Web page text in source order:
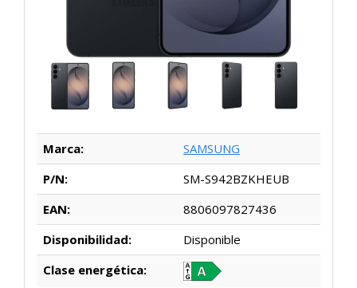
Marca:
SAMSUNG
P/N:
SM-S942BZKHEUB
EAN:
8806097827436
Disponibilidad:
Disponible
Clase energética: